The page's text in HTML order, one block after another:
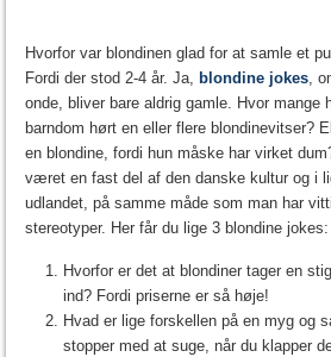
Hvorfor var blondinen glad for at samle et
Fordi der stod 2-4 år. Ja, blondine jokes,
onde, bliver bare aldrig gamle. Hvor mange
barndom hørt en eller flere blondinevitser?
en blondine, fordi hun måske har virket
været en fast del af den danske kultur og i
udlandet, på samme måde som man har
stereotyper. Her får du lige 3 blondine jokes:
Hvorfor er det at blondiner tager en
ind? Fordi priserne er så høje!
Hvad er lige forskellen på en myg og
stopper med at suge, når du klapper